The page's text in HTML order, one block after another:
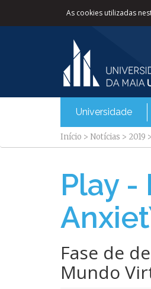
As cookies utilizadas
Universidade
Início > Notícias > 2019 >
Play -
Fase de
Mundo